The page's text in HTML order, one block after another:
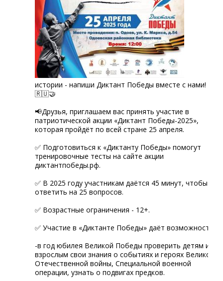
истории - напиши Диктант Победы вместе с нами!
🇷🇺🤝
📢Друзья, приглашаем вас принять участие в
патриотической акции «Диктант Победы-2025»,
которая пройдёт по всей стране 25 апреля.
✅ Подготовиться к «Диктанту Победы» помогут
тренировочные тесты на сайте акции
диктантпобеды.рф.
✅ В 2025 году участникам даётся 45 минут, чтобы
ответить на 25 вопросов.
✅ Возрастные ограничения - 12+.
✅ Участие в «Диктанте Победы» даёт возможность:
-в год юбилея Великой Победы проверить детям и
взрослым свои знания о событиях и героях Великой
Отечественной войны, Специальной военной
операции, узнать о подвигах предков.